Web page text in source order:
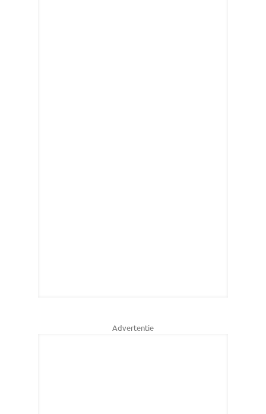
Advertentie